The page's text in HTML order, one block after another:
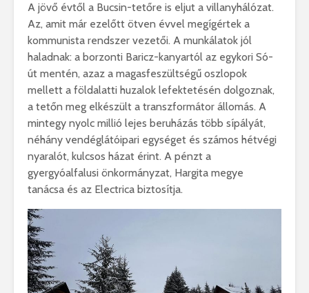
A jövő évtől a Bucsin-tetőre is eljut a villanyhálózat.
Az, amit már ezelőtt ötven évvel megígértek a
kommunista rendszer vezetői. A munkálatok jól
haladnak: a borzonti Baricz-kanyartól az egykori Só-
út mentén, azaz a magasfeszültségű oszlopok
mellett a földalatti huzalok lefektetésén dolgoznak,
a tetőn meg elkészült a transzformátor állomás. A
mintegy nyolc millió lejes beruházás több sípályát,
néhány vendéglátóipari egységet és számos hétvégi
nyaralót, kulcsos házat érint. A pénzt a
gyergyóalfalusi önkormányzat, Hargita megye
tanácsa és az Electrica biztosítja.